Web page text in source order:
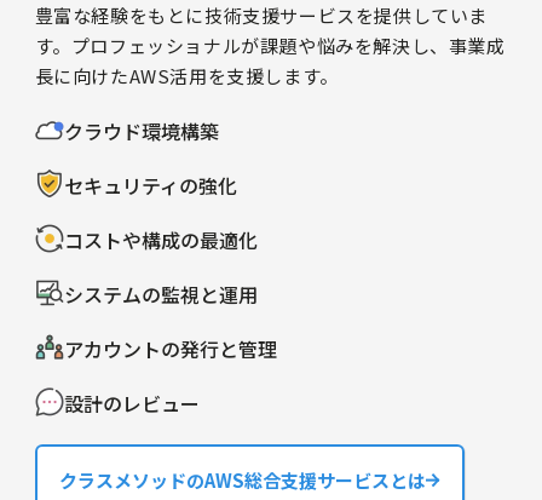
豊富な経験をもとに技術支援サービスを提供していま
す。プロフェッショナルが課題や悩みを解決し、事業成
長に向けたAWS活用を支援します。
クラウド環境構築
セキュリティの強化
コストや構成の最適化
システムの監視と運用
アカウントの発行と管理
設計のレビュー
クラスメソッドのAWS総合支援サービスとは